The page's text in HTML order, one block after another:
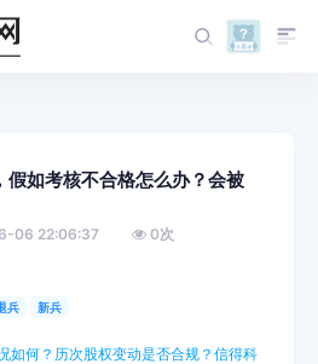
如考核不合格怎么办？会被
06 22:06:37 0次
兵 新兵
如何？历次股权变动是否合规？信得科